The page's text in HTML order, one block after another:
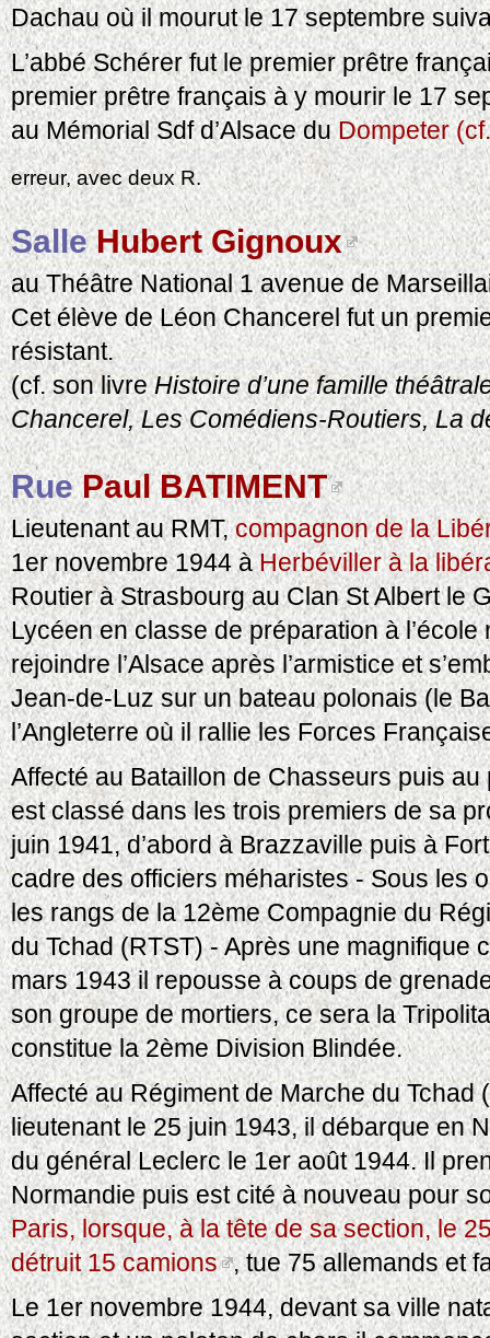
Dachau où il mourut le 17 septembre
L’abbé Schérer fut le premier prêtre
premier prêtre français à y mourir le 17
au Mémorial Sdf d’Alsace duDompeter
erreur, avec deux R.
SalleHubert Gignoux
au Théâtre National 1 avenue de
Cet élève de Léon Chancerel fut un
résistant.
(cf. son livreHistoire d’une famille
Chancerel, Les Comédiens-Routiers, La
RuePaul BATIMENT
Lieutenant au RMT,compagnon de la
1er novembre 1944 àHerbéviller à la
Routier à Strasbourg au Clan St Albert le
Lycéen en classe de préparation à
rejoindre l’Alsace après l’armistice et
Jean-de-Luz sur un bateau polonais (le
l’Angleterre où il rallie les Forces
Affecté au Bataillon de Chasseurs puis au
est classé dans les trois premiers de sa
juin 1941, d’abord à Brazzaville puis à
cadre des officiers méharistes - Sous les
les rangs de la 12ème Compagnie du
du Tchad (RTST) - Après une magnifique
mars 1943 il repousse à coups de
son groupe de mortiers, ce sera la
constitue la 2ème Division Blindée.
Affecté au Régiment de Marche du Tchad
lieutenant le 25 juin 1943, il débarque en
du général Leclerc le 1er août 1944. Il
Normandie puis est cité à nouveau pour
Paris, lorsque, à la tête de sa section, le
détruit 15 camions , tue 75 allemands et
Le 1er novembre 1944, devant sa ville